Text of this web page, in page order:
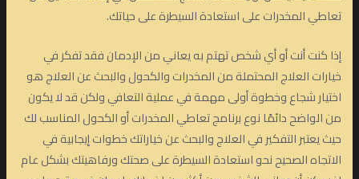
تعاطي المخدرات على استعادة السيطرة على حياتك.
إذا كنت أنت أو أي شخص تهتم به يعاني من الإدمان فقد تفكر في
خيارات العلاج المحتملة من المخدرات والكحول والبحث عن العلاج هو
اختيار شجاع وخطوة أولى مهمة في عملية التعافي ولكن قد لا يكون
من الواضح دائمًا نوع برنامج تعاطي المخدرات أو الكحول المناسب لك
حيث يعتبر التفكير في العلاج والبحث عن خياراتك خطوات إيجابية في
الاتجاه الصحيح نحو استعادة السيطرة على صحتك ورفاهيتك بشكل عام